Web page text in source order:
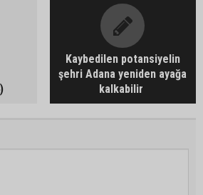
Kaybedilen potansiyelin
şehri Adana yeniden ayağa
kalkabilir